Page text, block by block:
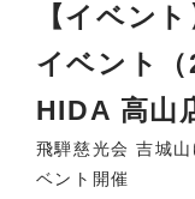
【イベン
イベント（
HIDA 高山
飛騨慈光会 吉城
ベント開催